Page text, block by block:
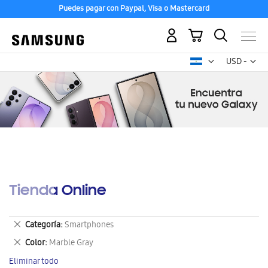
Puedes pagar con Paypal, Visa o Mastercard
USD -
dólar
Mi carrito
Tienda Online
Categoría Smartphones
Eliminar
este
artículo
Color Marble Gray
Eliminar
este
Eliminar todo